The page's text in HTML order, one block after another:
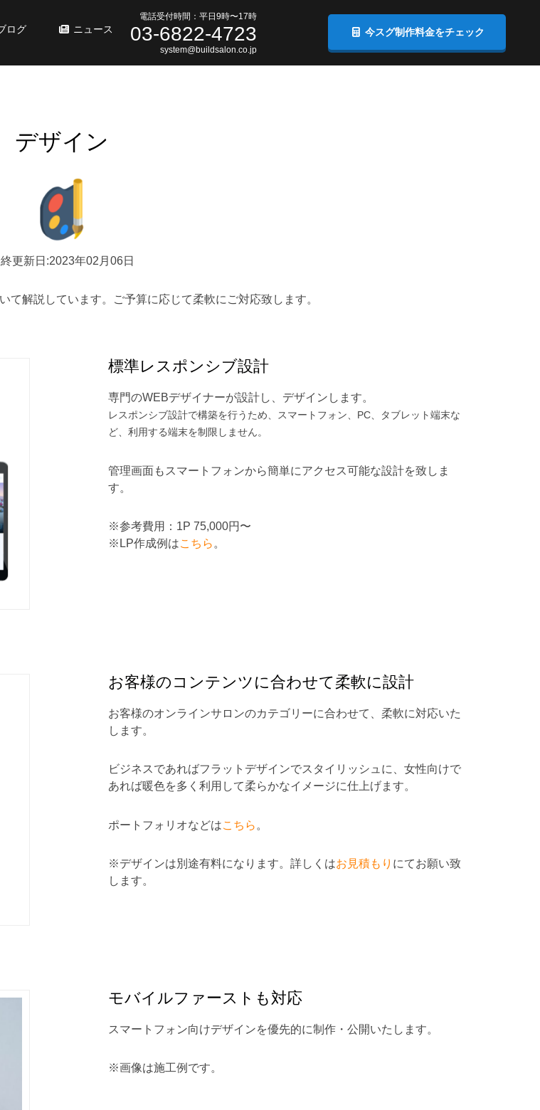
ログ ニュース 今スグ制作料金をチェック
電話受付時間：平日9時〜17時
03-6822-4723
system@buildsalon.co.jp
デザイン
更新日:2023年02月06日
て解説しています。ご予算に応じて柔軟にご対応致します。
標準レスポンシブ設計
専門のWEBデザイナーが設計し、デザインします。
レスポンシブ設計で構築を行うため、スマートフォン、PC、タブレット端末な
ど、利用する端末を制限しません。
管理画面もスマートフォンから簡単にアクセス可能な設計を致しま
す。
※参考費用：1P 75,000円〜
※LP作成例はこちら 。
お客様のコンテンツに合わせて柔軟に設計
お客様のオンラインサロンのカテゴリーに合わせて、柔軟に対応いた
します。
ビジネスであればフラットデザインでスタイリッシュに、女性向けで
あれば暖色を多く利用して柔らかなイメージに仕上げます。
ポートフォリオなどはこちら 。
※デザインは別途有料になります。詳しくはお見積もり にてお願い致
します。
モバイルファーストも対応
スマートフォン向けデザインを優先的に制作・公開いたします。
※画像は施工例です。